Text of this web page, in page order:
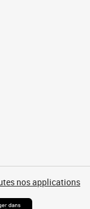
nos applications